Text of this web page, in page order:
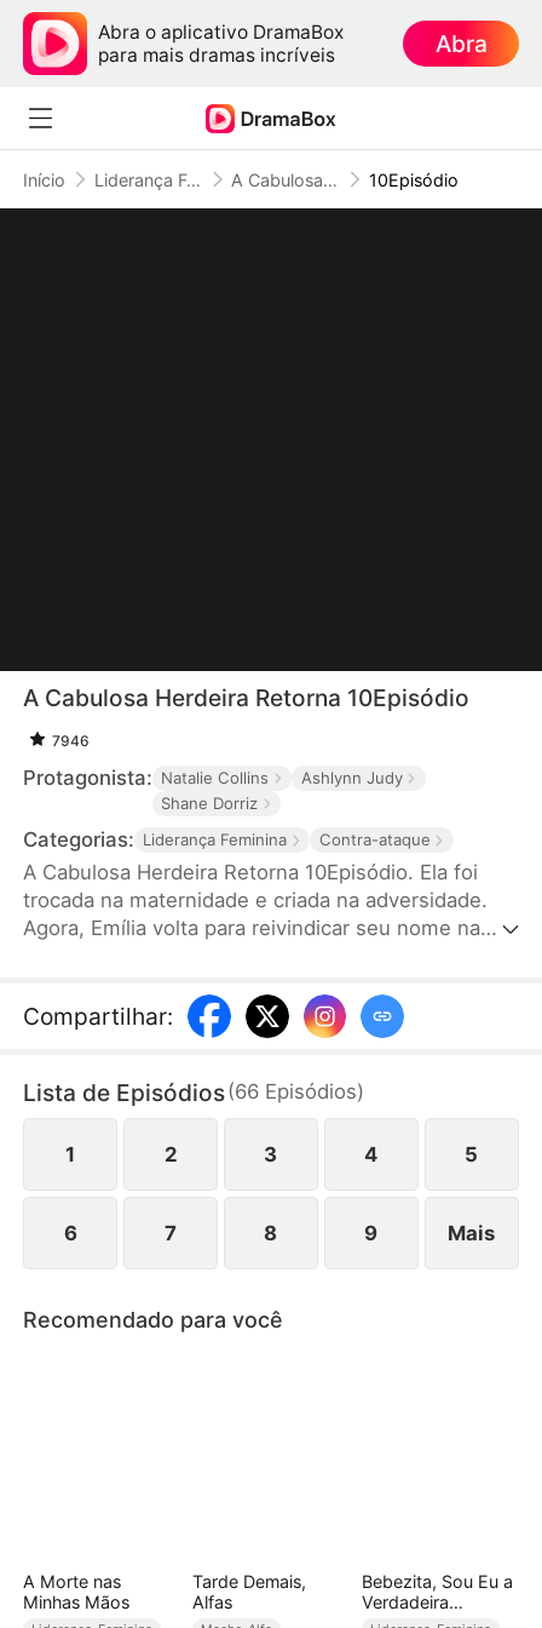
Abra o aplicativo DramaBox
para mais dramas incríveis
Abra
Início Liderança Feminina A Cabulosa Herdeira Retorna 10Episódio
A Cabulosa Herdeira Retorna 10Episódio
7946
Protagonista: Natalie Collins
Ashlynn Judy
Shane Dorriz
Categorias: Liderança Feminina Contra-ataque
A Cabulosa Herdeira Retorna 10Episódio. Ela foi
trocada na maternidade e criada na adversidade.
Agora, Emília volta para reivindicar seu nome na
traições, ciúmes e segredos, Emília precisará
provar seu valor e travar uma guerra particular
que o sangue não é mais forte do que a
determinação de sobreviver.
Compartilhar:
Lista de Episódios(66 Episódios)
1 2 3 4 5
6 7 8 9 Mais
Recomendado para você
A Morte nas
Minhas Mãos
Tarde Demais,
Alfas
Bebezita, Sou Eu a
Verdadeira
Princesa